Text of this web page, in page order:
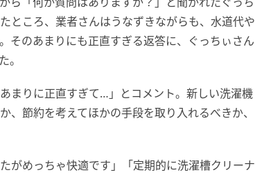
ところ、業者さんはうなずきながらも、水道代や
そのあまりにも正直すぎる返答に、ぐっちぃさん
。
まりに正直すぎて…」とコメント。新しい洗濯機
節約を考えてほかの手段を取り入れるべきか、
がめっちゃ快適です」「定期的に洗濯槽クリーナ